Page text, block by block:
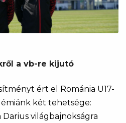
a vb-re kijutó
ért el Románia U17-
két tehetsége:
világbajnokságra